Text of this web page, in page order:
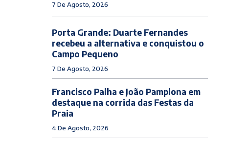
7 De Agosto, 2026
Porta Grande: Duarte Fernandes
recebeu a alternativa e conquistou o
Campo Pequeno
7 De Agosto, 2026
Francisco Palha e João Pamplona em
destaque na corrida das Festas da
Praia
4 De Agosto, 2026